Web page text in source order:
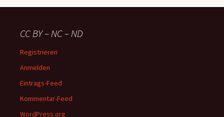
CC BY – NC – ND
Registrieren
Anmelden
Eintrags-Feed
Kommentar-Feed
WordPress.org